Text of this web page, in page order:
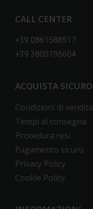
CALL CENTER
+39 0861588517
+39 3805195604
ACQUISTA SICURO
Condizioni di vendita
Tempi di consegna
Procedura resi
Pagamento sicuro
Privacy Policy
Cookie Policy